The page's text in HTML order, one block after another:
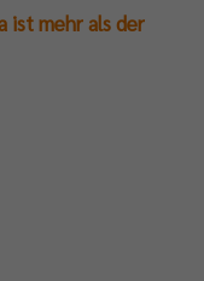
ist mehr als der